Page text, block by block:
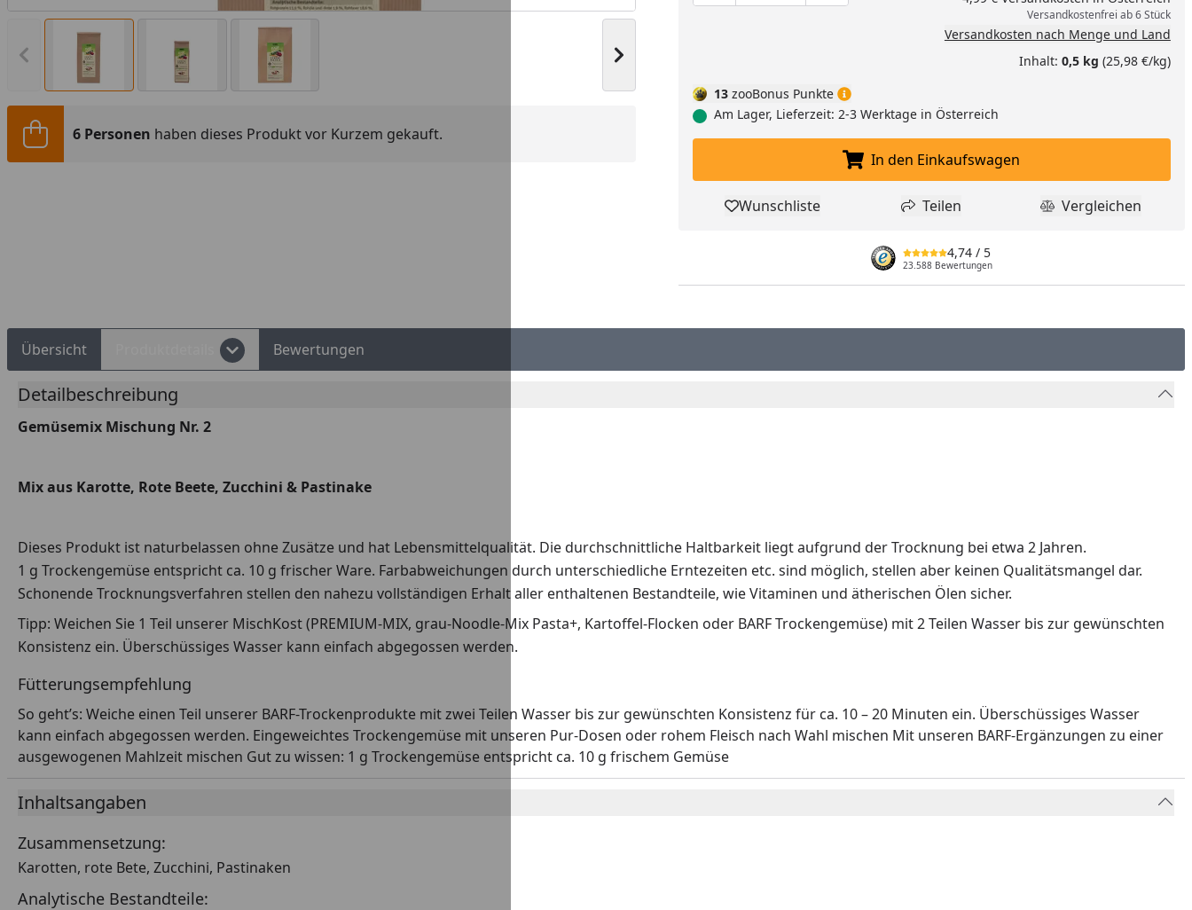
Vorheriges Bild anzeigen Nächstes Bild anzeigen
6 Personen haben dieses Produkt vor Kurzem gekauft.
Versandkostenfrei ab 6 Stück
Versandkosten nach Menge und Land
Inhalt: 0,5 kg (25,98 €/kg)
13 zooBonus Punkte
Am Lager, Lieferzeit: 2-3 Werktage in Österreich
In den Einkaufswagen legen
In den Einkaufswagen
Produkt zur Wunschliste hinzufügen
Wunschliste Teilen
Teilen Produkt
Vergleichen
4,74 / 5
23.588 Bewertungen
Übersicht Bewertungen
Detailbeschreibung
Gemüsemix Mischung Nr. 2
Mix aus Karotte, Rote Beete, Zucchini & Pastinake
Dieses Produkt ist naturbelassen ohne Zusätze und hat Lebensmittelqualität. Die durchschnittliche Haltbarkeit liegt aufgrund der Trocknung bei etwa 2 Jahren.
1 g Trockengemüse entspricht ca. 10 g frischer Ware. Farbabweichungen durch unterschiedliche Erntezeiten etc. sind möglich, stellen aber keinen Qualitätsmangel dar.
Schonende Trocknungsverfahren stellen den nahezu vollständigen Erhalt aller enthaltenen Bestandteile, wie Vitaminen und ätherischen Ölen sicher.
Tipp: Weichen Sie 1 Teil unserer MischKost (PREMIUM-MIX, grau-Noodle-Mix Pasta+, Kartoffel-Flocken oder BARF Trockengemüse) mit 2 Teilen Wasser bis zur gewünschten
Konsistenz ein. Überschüssiges Wasser kann einfach abgegossen werden.
Fütterungsempfehlung
So geht’s: Weiche einen Teil unserer BARF-Trockenprodukte mit zwei Teilen Wasser bis zur gewünschten Konsistenz für ca. 10 – 20 Minuten ein. Überschüssiges Wasser
kann einfach abgegossen werden. Eingeweichtes Trockengemüse mit unseren Pur-Dosen oder rohem Fleisch nach Wahl mischen Mit unseren BARF-Ergänzungen zu einer
ausgewogenen Mahlzeit mischen Gut zu wissen: 1 g Trockengemüse entspricht ca. 10 g frischem Gemüse
Inhaltsangaben
Zusammensetzung:
Karotten, rote Bete, Zucchini, Pastinaken
Analytische Bestandteile: